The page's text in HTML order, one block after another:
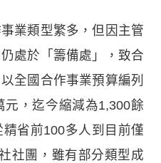
業類型繁多，但因主管
處於「籌備處」，致合
全國合作事業預算編列
元，迄今縮減為1,300餘
省前100多人到目前僅
社團，雖有部分類型成